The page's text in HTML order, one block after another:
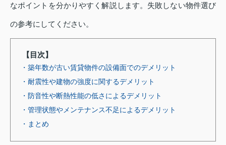
なポイントを分かりやすく解説します。失敗しない物件選び
の参考にしてください。
【目次】
・築年数が古い賃貸物件の設備面でのデメリット
・耐震性や建物の強度に関するデメリット
・防音性や断熱性能の低さによるデメリット
・管理状態やメンテナンス不足によるデメリット
・まとめ